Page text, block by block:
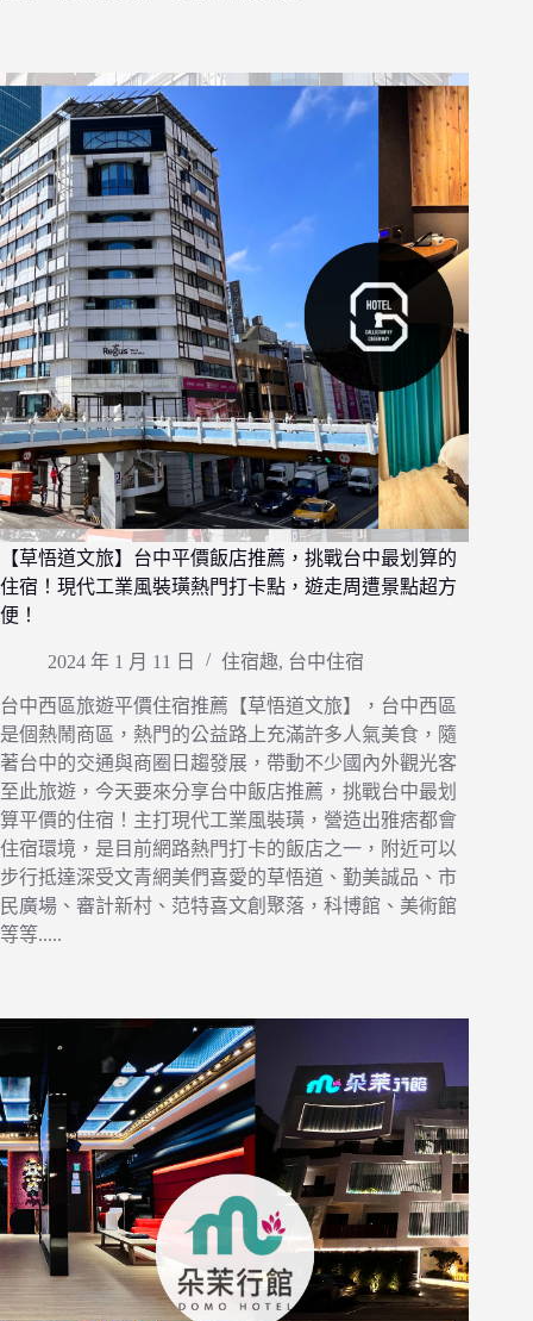
【草悟道文旅】台中平價飯店推薦，挑戰台中最划算的
住宿！現代工業風裝璜熱門打卡點，遊走周遭景點超方
便！
2024 年 1 月 11 日 住宿趣, 台中住宿
台中西區旅遊平價住宿推薦【草悟道文旅】，台中西區
是個熱鬧商區，熱門的公益路上充滿許多人氣美食，隨
著台中的交通與商圈日趨發展，帶動不少國內外觀光客
至此旅遊，今天要來分享台中飯店推薦，挑戰台中最划
算平價的住宿！主打現代工業風裝璜，營造出雅痞都會
住宿環境，是目前網路熱門打卡的飯店之一，附近可以
步行抵達深受文青網美們喜愛的草悟道、勤美誠品、市
民廣場、審計新村、范特喜文創聚落，科博館、美術館
等等.....